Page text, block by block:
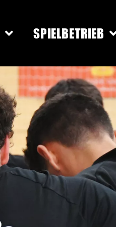
SPIELBETRIEB